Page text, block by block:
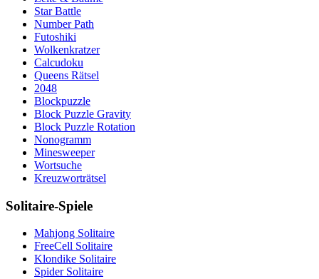
Star Battle
Number Path
Futoshiki
Wolkenkratzer
Calcudoku
Queens Rätsel
2048
Blockpuzzle
Block Puzzle Gravity
Block Puzzle Rotation
Nonogramm
Minesweeper
Wortsuche
Kreuzworträtsel
Solitaire-Spiele
Mahjong Solitaire
FreeCell Solitaire
Klondike Solitaire
Spider Solitaire